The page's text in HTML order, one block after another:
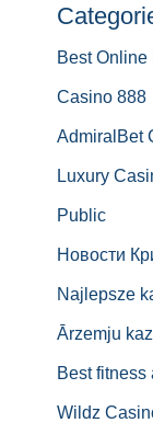
Best
Casino 888
AdmiralBet
Luxury
Public
Новости
Najlepsze
Ārzemju
Best fitness
Wildz